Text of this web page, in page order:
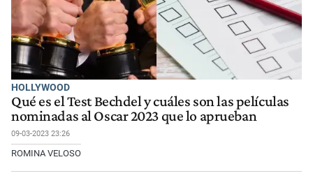
HOLLYWOOD
Qué es el Test Bechdel y cuáles son las películas
nominadas al Oscar 2023 que lo aprueban
09-03-2023 23:26
ROMINA VELOSO